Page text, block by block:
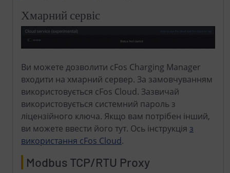
Хмарний сервіс
Ви можете дозволити cFos Charging Manager
входити на хмарний сервер. За замовчуванням
використовується cFos Cloud. Зазвичай
використовується системний пароль з
ліцензійного ключа. Якщо вам потрібен інший,
ви можете ввести його тут. Ось інструкція з
використання cFos Cloud.
Modbus TCP/RTU Proxy